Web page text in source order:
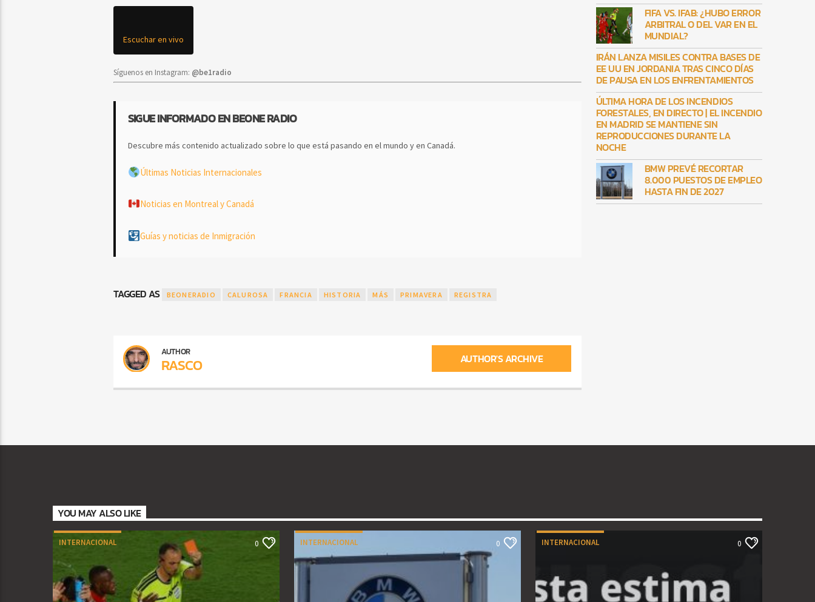
Escuchar en vivo
Síguenos en Instagram: @be1radio
SIGUE INFORMADO EN BEONE RADIO
Descubre más contenido actualizado sobre lo que está pasando en el mundo y en Canadá.
Últimas Noticias Internacionales
Noticias en Montreal y Canadá
Guías y noticias de Inmigración
TAGGED AS BEONERADIO CALUROSA FRANCIA HISTORIA MÁS PRIMAVERA REGISTRA
AUTHOR
RASCO AUTHOR'S ARCHIVE
FIFA VS. IFAB: ¿HUBO ERROR
ARBITRAL O DEL VAR EN EL
MUNDIAL?
IRÁN LANZA MISILES CONTRA BASES DE
EE UU EN JORDANIA TRAS CINCO DÍAS
DE PAUSA EN LOS ENFRENTAMIENTOS
ÚLTIMA HORA DE LOS INCENDIOS
FORESTALES, EN DIRECTO | EL INCENDIO
EN MADRID SE MANTIENE SIN
REPRODUCCIONES DURANTE LA
NOCHE
BMW PREVÉ RECORTAR
8.000 PUESTOS DE EMPLEO
HASTA FIN DE 2027
YOU MAY ALSO LIKE
INTERNACIONAL 0 INTERNACIONAL 0 INTERNACIONAL 0